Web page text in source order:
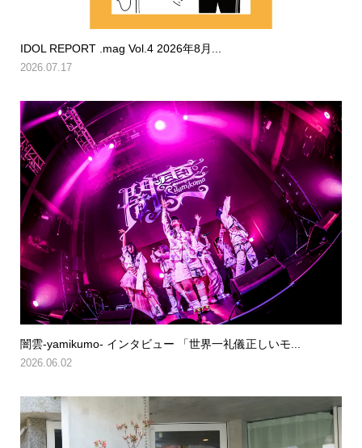
IDOL REPORT .mag Vol.4 2026年8月...
2026.07.17
闇雲-yamikumo- インタビュー 「世界一礼儀正しいモ...
2026.06.02